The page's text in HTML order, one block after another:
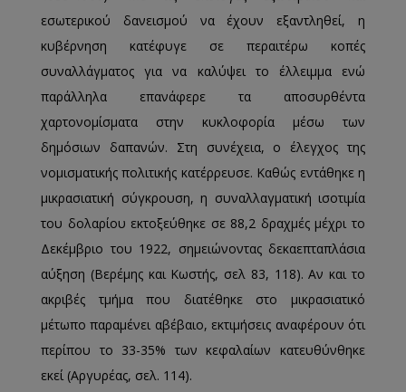
εσωτερικού δανεισμού να έχουν εξαντληθεί, η
κυβέρνηση κατέφυγε σε περαιτέρω κοπές
συναλλάγματος για να καλύψει το έλλειμμα ενώ
παράλληλα επανάφερε τα αποσυρθέντα
χαρτονομίσματα στην κυκλοφορία μέσω των
δημόσιων δαπανών. Στη συνέχεια, ο έλεγχος της
νομισματικής πολιτικής κατέρρευσε. Καθώς εντάθηκε η
μικρασιατική σύγκρουση, η συναλλαγματική ισοτιμία
του δολαρίου εκτοξεύθηκε σε 88,2 δραχμές μέχρι το
Δεκέμβριο του 1922, σημειώνοντας δεκαεπταπλάσια
αύξηση (Βερέμης και Κωστής, σελ 83, 118). Αν και το
ακριβές τμήμα που διατέθηκε στο μικρασιατικό
μέτωπο παραμένει αβέβαιο, εκτιμήσεις αναφέρουν ότι
περίπου το 33-35% των κεφαλαίων κατευθύνθηκε
εκεί (Αργυρέας, σελ. 114).